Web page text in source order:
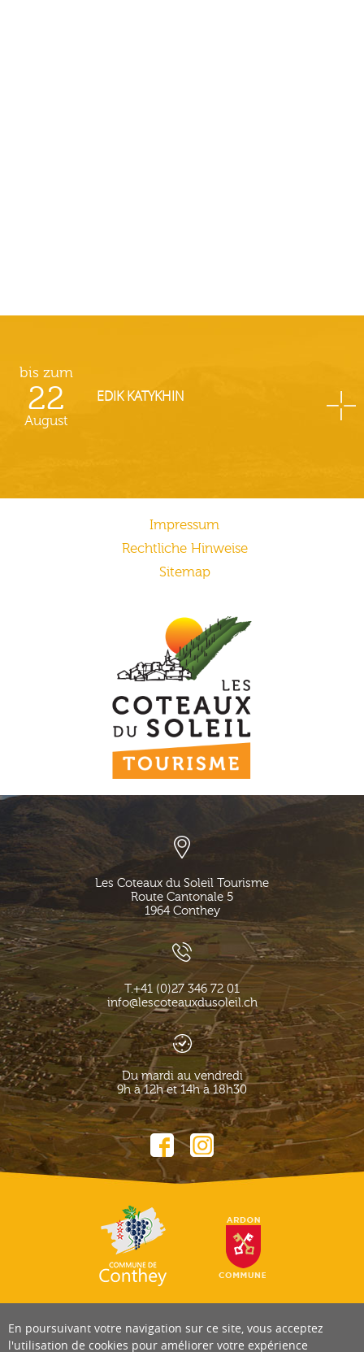
bis zum
22
August
EDIK KATYKHIN
Impressum
Rechtliche Hinweise
Sitemap
Les Coteaux du Soleil Tourisme
Route Cantonale 5
1964 Conthey
T.+41 (0)27 346 72 01
info@lescoteauxdusoleil.ch
Du mardi au vendredi
9h à 12h et 14h à 18h30
En poursuivant votre navigation sur ce site, vous acceptez
l'utilisation de cookies pour améliorer votre expérience